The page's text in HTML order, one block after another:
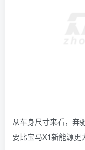
从车身尺寸来看，奔
要比宝马X1新能源更